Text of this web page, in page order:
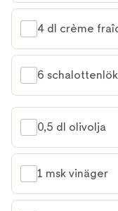
4 dl crème
6
0,5 dl olivolja
1 msk vinäger